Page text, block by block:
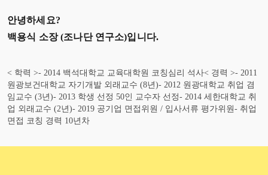
안녕하세요?
백용식 소장 (조나단 연구소)입니다.
< 학력 >- 2014 백석대학교 교육대학원 코칭심리 석사< 경력 >- 2011
원광보건대학교 자기개발 외래교수 (8년)- 2012 원광대학교 취업 겸
임교수 (3년)- 2013 학생 선정 50인 교수자 선정- 2014 세한대학교 취
업 외래교수 (2년)- 2019 공기업 면접위원 / 입사서류 평가위원- 취업
면접 코칭 경력 10년차